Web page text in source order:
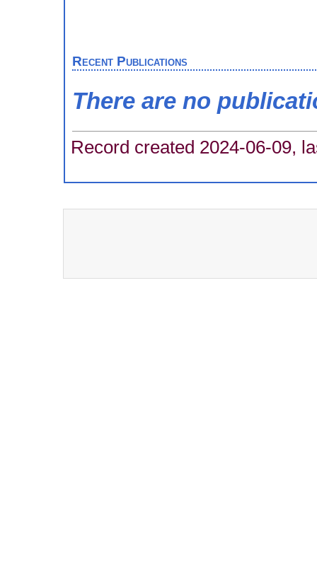
Recent Publications
There are no
Record created 2024-06-09,